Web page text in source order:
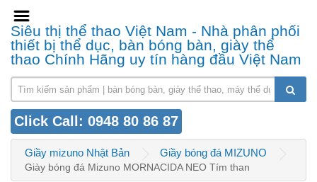
Siêu thị thể thao Việt Nam - Nhà phân phối
thiết bị thể dục, bàn bóng bàn, giày thể
thao Chính Hãng uy tín hàng đầu Việt Nam
Click Call: 0948 80 86 87
Giầy mizuno Nhật Bản Giầy bóng đá MIZUNO
Giày bóng đá Mizuno MORNACIDA NEO Tím than